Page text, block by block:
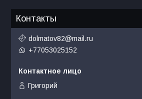
Контакты
dolmatov82@mail.ru
+77053025152
Григорий